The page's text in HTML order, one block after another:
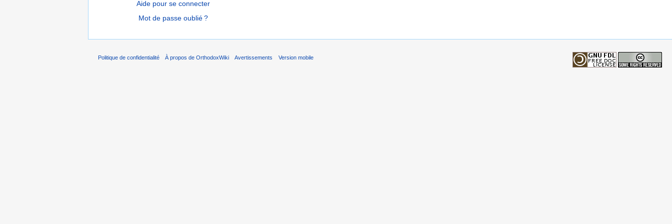
Aide pour se connecter
Mot de passe oublié ?
Politique de confidentialité À propos de OrthodoxWiki Avertissements Version mobile